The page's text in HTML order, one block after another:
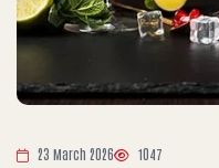
23 March 2026 1047